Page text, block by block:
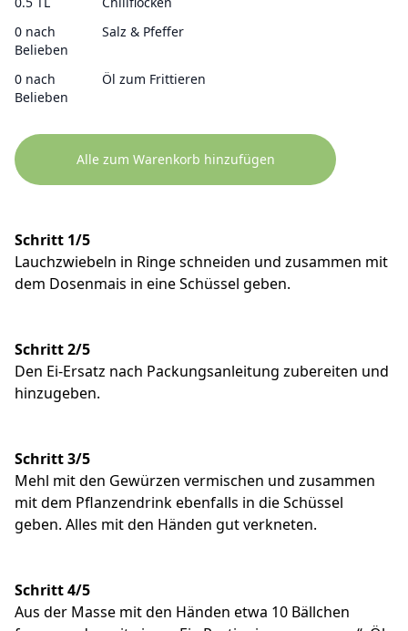
0 nach
Belieben
Salz & Pfeffer
0 nach
Belieben
Öl zum Frittieren
Alle zum Warenkorb hinzufügen
Schritt 1/5
Lauchzwiebeln in Ringe schneiden und zusammen mit
dem Dosenmais in eine Schüssel geben.
Schritt 2/5
Den Ei-Ersatz nach Packungsanleitung zubereiten und
hinzugeben.
Schritt 3/5
Mehl mit den Gewürzen vermischen und zusammen
mit dem Pflanzendrink ebenfalls in die Schüssel
geben. Alles mit den Händen gut verkneten.
Schritt 4/5
Aus der Masse mit den Händen etwa 10 Bällchen